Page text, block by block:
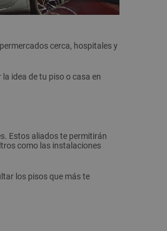
cerca, hospitales y
idea de tu piso o casa en
Estos aliados te permitirán
como las instalaciones
los pisos que más te